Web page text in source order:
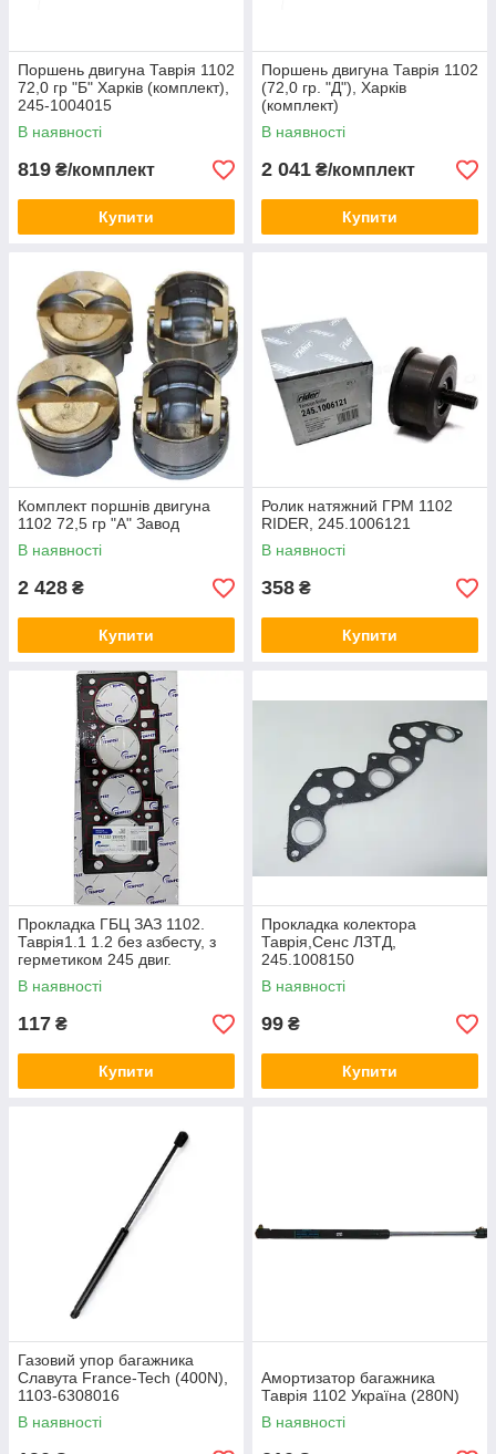
Поршень двигуна Таврія 1102
72,0 гр "Б" Харків (комплект),
245-1004015
В наявності
819 ₴/комплект
Купити
Поршень двигуна Таврія 1102
(72,0 гр. "Д"), Харків
(комплект)
В наявності
2 041 ₴/комплект
Купити
Комплект поршнів двигуна
1102 72,5 гр "А" Завод
В наявності
2 428 ₴
Купити
Ролик натяжний ГРМ 1102
RIDER, 245.1006121
В наявності
358 ₴
Купити
Прокладка ГБЦ ЗАЗ 1102.
Таврія1.1 1.2 без азбесту, з
герметиком 245 двиг.
(TEMPEST), TP.1102-1003020
В наявності
117 ₴
Купити
Прокладка колектора
Таврія,Сенс ЛЗТД,
245.1008150
В наявності
99 ₴
Купити
Газовий упор багажника
Славута France-Tech (400N),
1103-6308016
В наявності
Амортизатор багажника
Таврія 1102 Україна (280N)
В наявності